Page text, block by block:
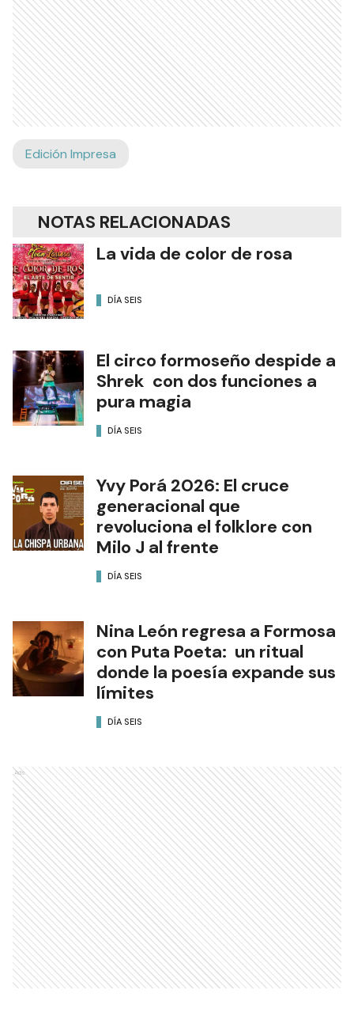
Edición Impresa
NOTAS RELACIONADAS
La vida de color de rosa
DÍA SEIS
El circo formoseño despide a
Shrek con dos funciones a
pura magia
DÍA SEIS
Yvy Porá 2026: El cruce
generacional que
revoluciona el folklore con
Milo J al frente
DÍA SEIS
Nina León regresa a Formosa
con Puta Poeta: un ritual
donde la poesía expande sus
límites
DÍA SEIS
Ads